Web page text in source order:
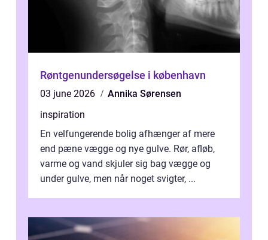
Røntgenundersøgelse i københavn
03 june 2026
Annika Sørensen
inspiration
En velfungerende bolig afhænger af mere
end pæne vægge og nye gulve. Rør, afløb,
varme og vand skjuler sig bag vægge og
under gulve, men når noget svigter, ...